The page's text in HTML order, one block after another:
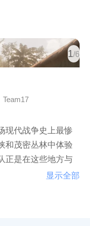
1/6
Team17
现代战争史上最惨
和茂密丛林中体验
正是在这些地方与
升机，驾驶巡逻显示全部